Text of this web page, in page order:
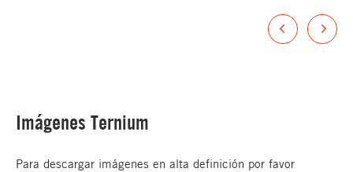
Imágenes Ternium
Para descargar imágenes en alta definición por favor